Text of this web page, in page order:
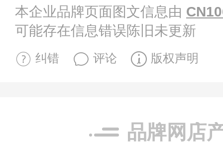
本企业品牌页面图文信息由
可能存在信息错误陈旧未更新
纠错 评论 版权声明
品牌网店